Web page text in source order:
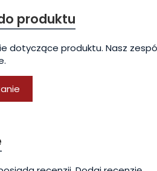
produktu
dotyczące produktu. Nasz